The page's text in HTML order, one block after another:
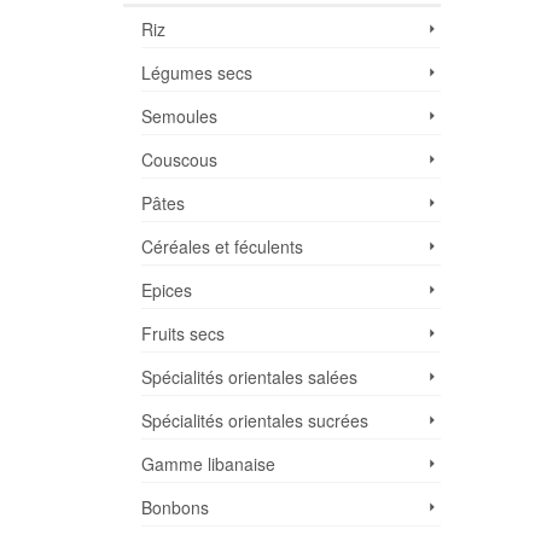
Riz
Légumes secs
Semoules
Couscous
Pâtes
Céréales et féculents
Epices
Fruits secs
Spécialités orientales salées
Spécialités orientales sucrées
Gamme libanaise
Bonbons